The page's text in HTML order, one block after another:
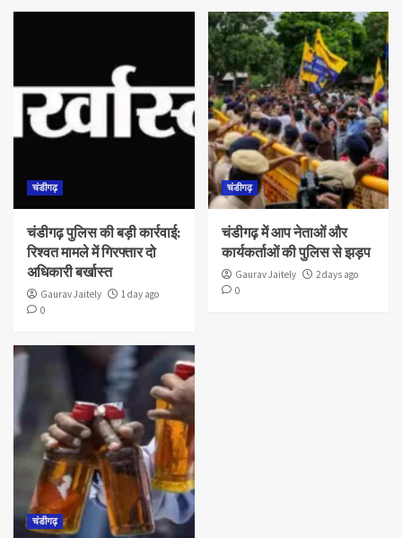
चंडीगढ़
चंडीगढ़ पुलिस की बड़ी कार्रवाई:
रिश्वत मामले में गिरफ्तार दो
अधिकारी बर्खास्त
Gaurav Jaitely
1 day ago
0
चंडीगढ़
चंडीगढ़ में आप नेताओं और
कार्यकर्ताओं की पुलिस से झड़प
Gaurav Jaitely
2 days ago
0
चंडीगढ़